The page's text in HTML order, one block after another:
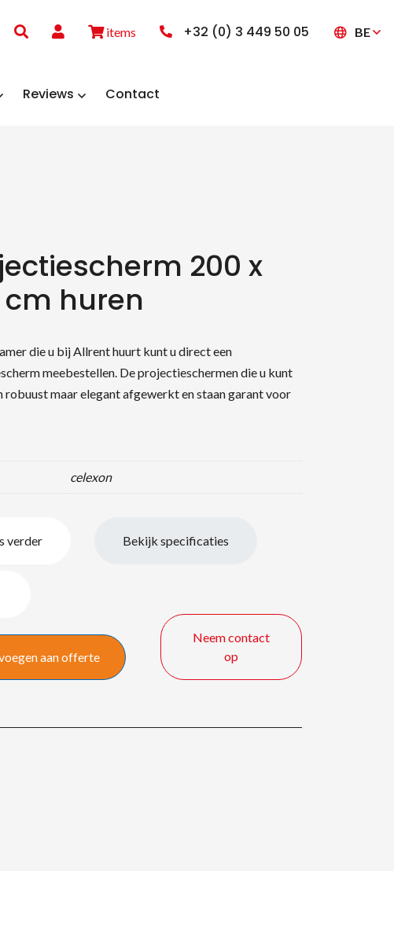
items +32 (0) 3 449 50 05 BE
Reviews Contact
200 x
cm huren
die u bij Allrent huurt kunt u direct een
meebestellen. De projectieschermen die u kunt
robuust maar elegant afgewerkt en staan garant voor
celexon
verder Bekijk specificaties
aan offerte
Neem contact
op